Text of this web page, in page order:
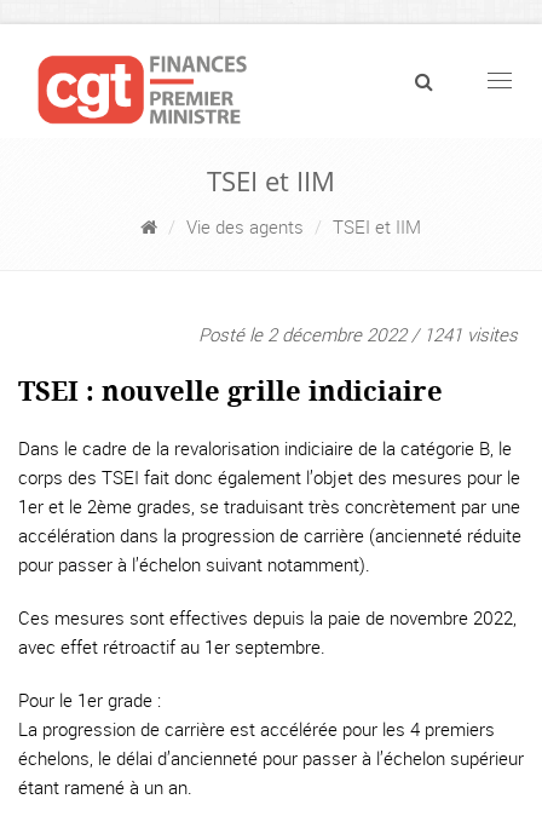
TSEI et IIM
Vie des agents TSEI et IIM
Posté le 2 décembre 2022 / 1241 visites
TSEI : nouvelle grille indiciaire
Dans le cadre de la revalorisation indiciaire de la catégorie B, le
corps des TSEI fait donc également l’objet des mesures pour le
1er et le 2ème grades, se traduisant très concrètement par une
accélération dans la progression de carrière (ancienneté réduite
pour passer à l’échelon suivant notamment).
Ces mesures sont effectives depuis la paie de novembre 2022,
avec effet rétroactif au 1er septembre.
Pour le 1er grade :
La progression de carrière est accélérée pour les 4 premiers
échelons, le délai d’ancienneté pour passer à l’échelon supérieur
étant ramené à un an.